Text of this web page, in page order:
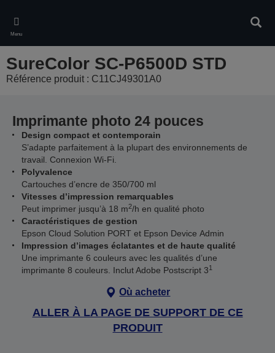
main
content
Menu
SureColor SC-P6500D STD
Référence produit : C11CJ49301A0
Imprimante photo 24 pouces
Design compact et contemporain
S’adapte parfaitement à la plupart des environnements de
travail. Connexion Wi-Fi.
Polyvalence
Cartouches d’encre de 350/700 ml
Vitesses d’impression remarquables
Peut imprimer jusqu’à 18 m2/h en qualité photo
Caractéristiques de gestion
Epson Cloud Solution PORT et Epson Device Admin
Impression d’images éclatantes et de haute qualité
Une imprimante 6 couleurs avec les qualités d’une
imprimante 8 couleurs. Inclut Adobe Postscript 31
Où acheter
ALLER À LA PAGE DE SUPPORT DE CE
PRODUIT